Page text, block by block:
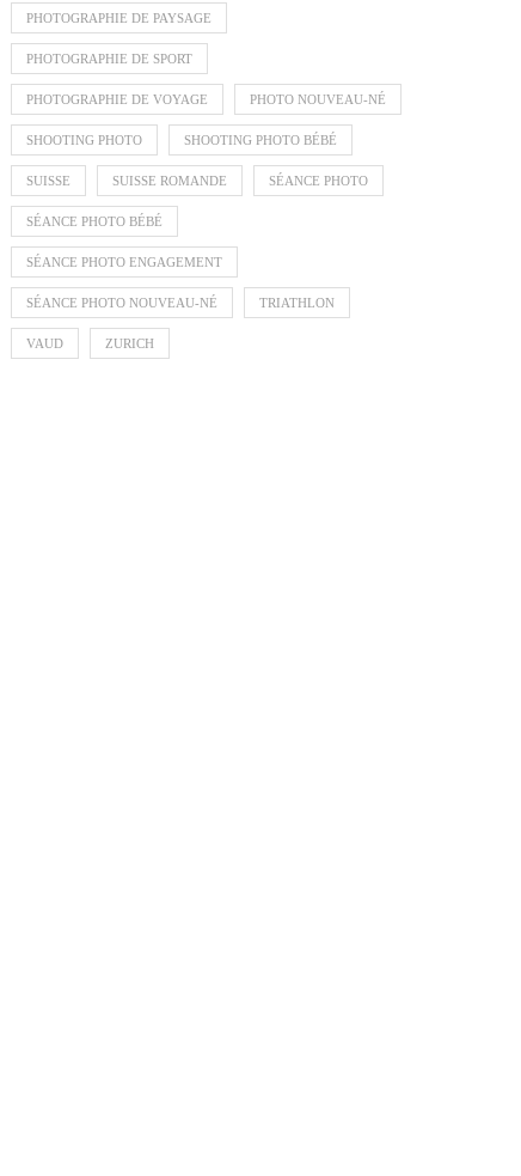
PHOTOGRAPHIE DE PAYSAGE
PHOTOGRAPHIE DE SPORT
PHOTOGRAPHIE DE VOYAGE PHOTO NOUVEAU-NÉ
SHOOTING PHOTO SHOOTING PHOTO BÉBÉ
SUISSE SUISSE ROMANDE SÉANCE PHOTO
SÉANCE PHOTO BÉBÉ
SÉANCE PHOTO ENGAGEMENT
SÉANCE PHOTO NOUVEAU-NÉ TRIATHLON
VAUD ZURICH